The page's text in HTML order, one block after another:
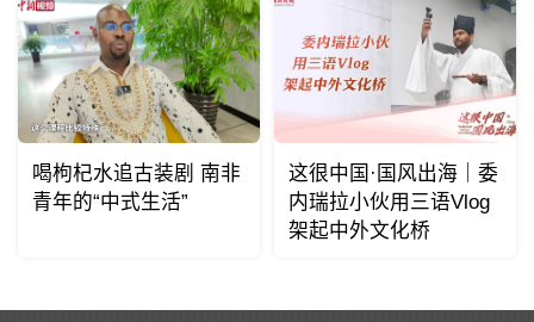
喝枸杞水追古装剧 南非
青年的“中式生活”
这很中国·国风出海｜委
内瑞拉小伙用三语Vlog
架起中外文化桥